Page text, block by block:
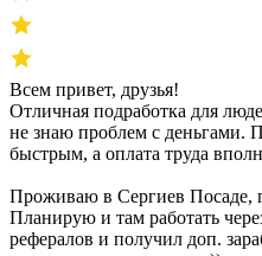
Всем привет, друзья!
Отличная подработка для
не знаю проблем с деньгами.
быстрым, а оплата труда
Проживаю в Сергиев Посаде,
Планирую и там работать
рефералов и получил доп.